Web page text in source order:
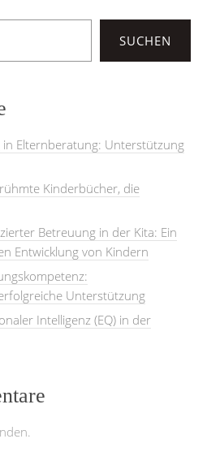
SUCHEN
in Elternberatung: Unterstützung
Kinderbücher, die
Betreuung in der Kita: Ein
Entwicklung von Kindern
Unterstützung
Intelligenz (EQ) in der